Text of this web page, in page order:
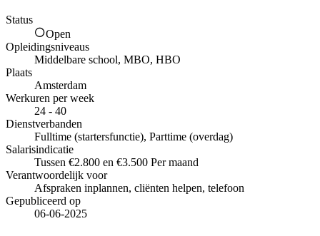
Status
Open
Opleidingsniveaus
Middelbare school, MBO, HBO
Plaats
Amsterdam
Werkuren per week
24 - 40
Dienstverbanden
Fulltime (startersfunctie), Parttime (overdag)
Salarisindicatie
Tussen €2.800 en €3.500 Per maand
Verantwoordelijk voor
Afspraken inplannen, cliënten helpen, telefoon
Gepubliceerd op
06-06-2025